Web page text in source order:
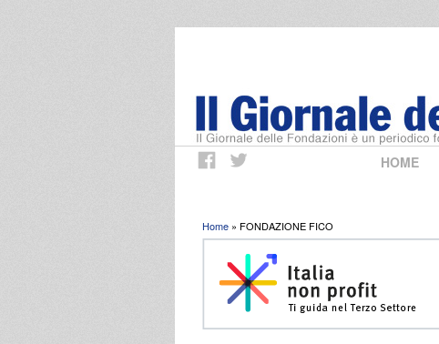
HOME
Tu sei qui
Home » FONDAZIONE FICO